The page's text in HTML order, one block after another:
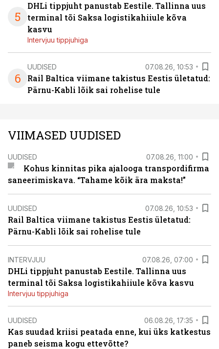
5
DHLi tippjuht panustab Eestile. Tallinna uus
terminal tõi Saksa logistikahiiule kõva
kasvu
Intervjuu tippjuhiga
6
UUDISED 07.08.26, 10:53
Rail Baltica viimane takistus Eestis ületatud:
Pärnu-Kabli lõik sai rohelise tule
VIIMASED UUDISED
UUDISED 07.08.26, 11:00
Kohus kinnitas pika ajalooga transpordifirma
saneerimiskava. “Tahame kõik ära maksta!”
UUDISED 07.08.26, 10:53
Rail Baltica viimane takistus Eestis ületatud:
Pärnu-Kabli lõik sai rohelise tule
INTERVJUU 07.08.26, 07:00
DHLi tippjuht panustab Eestile. Tallinna uus
terminal tõi Saksa logistikahiiule kõva kasvu
Intervjuu tippjuhiga
UUDISED 06.08.26, 17:35
Kas suudad kriisi peatada enne, kui üks katkestus
paneb seisma kogu ettevõtte?